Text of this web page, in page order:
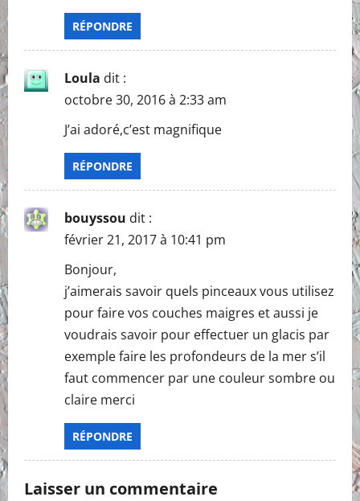
RÉPONDRE
Loula dit :
octobre 30, 2016 à 2:33 am
J’ai adoré,c’est magnifique
RÉPONDRE
bouyssou dit :
février 21, 2017 à 10:41 pm
Bonjour,
j’aimerais savoir quels pinceaux vous utilisez
pour faire vos couches maigres et aussi je
voudrais savoir pour effectuer un glacis par
exemple faire les profondeurs de la mer s’il
faut commencer par une couleur sombre ou
claire merci
RÉPONDRE
Laisser un commentaire